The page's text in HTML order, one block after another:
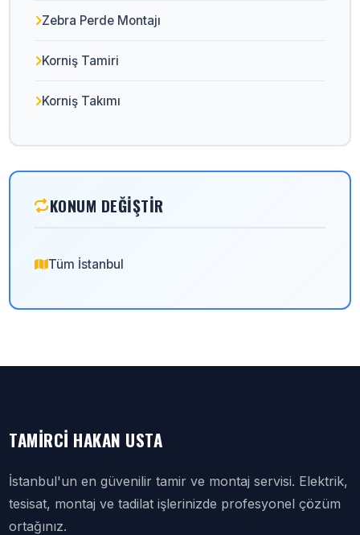
Zebra Perde Montajı
Korniş Tamiri
Korniş Takımı
KONUM DEĞIŞTIR
Tüm İstanbul
TAMIRCI HAKAN USTA
İstanbul'un en güvenilir tamir ve montaj servisi. Elektrik,
tesisat, montaj ve tadilat işlerinizde profesyonel çözüm
ortağınız.